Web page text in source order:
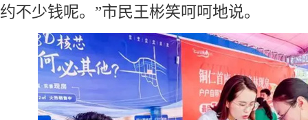
约不少钱呢。”市民王彬笑呵呵地说。